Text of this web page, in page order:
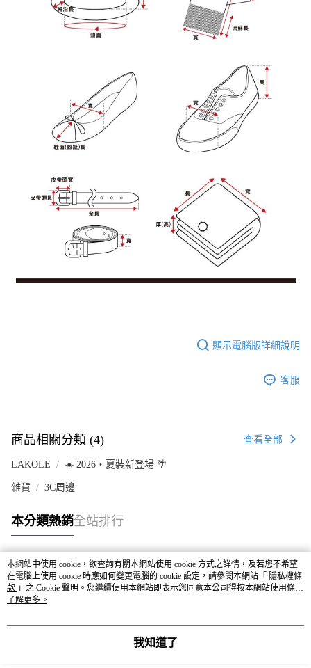
顯示電腦版詳細說明
客服
商品相關分類 (4) 查看全部
LAKOLE ☀️ 2026・夏裝新登場 🌴
雜貨 3C周邊
本分類熱銷全站排行
熱門標籤
本網站中使用 cookie，欲查詢有關本網站使用 cookie 方式之詳情，及若您不希望
在電腦上使用 cookie 時應如何變更電腦的 cookie 設定，請參閱本網站「 隱私權條
款 」之 Cookie 聲明。您繼續使用本網站即表示您同意本公司得按本網站使用條款
之 Cookie 聲明使用 cookie。
了解更多 >
我知道了